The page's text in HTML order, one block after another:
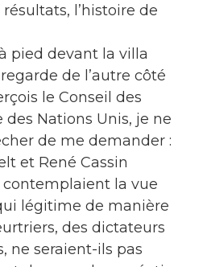
l’histoire de
pied devant la villa
de l’autre côté
le Conseil des
des Nations Unis, je ne
de me demander :
et René Cassin
la vue
légitime de manière
des dictateurs
ne seraient-ils pas